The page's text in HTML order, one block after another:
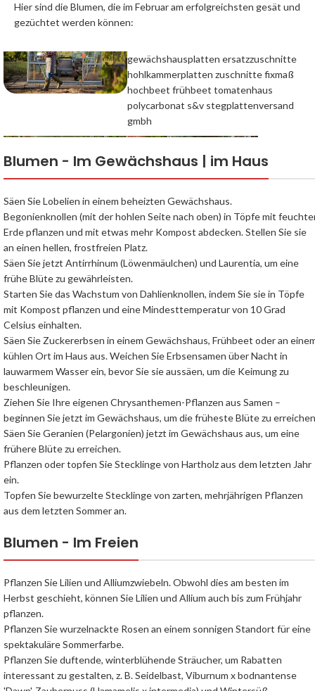
Hier sind die Blumen, die im Februar am erfolgreichsten gesät und
gezüchtet werden können:
gewächshausplatten ersatzzuschnitte
hohlkammerplatten zuschnitte fixmaß
hochbeet frühbeet tomatenhaus
polycarbonat s&v stegplattenversand
gmbh
kunde 4 s&v
tomatengewächshaus selber
gmbh
two business women having
greenhouse
gewächshaus tipps und
hinweise s&v
stegplattenversand gmbh
Blumen - Im Gewächshaus | im Haus
Säen Sie Lobelien in einem beheizten Gewächshaus.
Begonienknollen (mit der hohlen Seite nach oben) in Töpfe mit
Erde pflanzen und mit etwas mehr Kompost abdecken. Stellen Sie sie
an einen hellen, frostfreien Platz.
Säen Sie jetzt Antirrhinum (Löwenmäulchen) und Laurentia, um eine
frühe Blüte zu gewährleisten.
Starten Sie das Wachstum von Dahlienknollen, indem Sie sie in Töpfe
mit Kompost pflanzen und eine Mindesttemperatur von 10 Grad
Celsius einhalten.
Säen Sie Zuckererbsen in einem Gewächshaus, Frühbeet oder an
kühlen Ort im Haus aus. Weichen Sie Erbsensamen über Nacht in
lauwarmem Wasser ein, bevor Sie sie aussäen, um die Keimung zu
beschleunigen.
Ziehen Sie Ihre eigenen Chrysanthemen-Pflanzen aus Samen –
beginnen Sie jetzt im Gewächshaus, um die früheste Blüte zu
Säen Sie Geranien (Pelargonien) jetzt im Gewächshaus aus, um eine
frühere Blüte zu erreichen.
Pflanzen oder topfen Sie Stecklinge von Hartholz aus dem letzten Jahr
ein.
Topfen Sie bewurzelte Stecklinge von zarten, mehrjährigen Pflanzen
aus dem letzten Sommer an.
Blumen - Im Freien
Pflanzen Sie Lilien und Alliumzwiebeln. Obwohl dies am besten im
Herbst geschieht, können Sie Lilien und Allium auch bis zum Frühjahr
pflanzen.
Pflanzen Sie wurzelnackte Rosen an einem sonnigen Standort für eine
spektakuläre Sommerfarbe.
Pflanzen Sie duftende, winterblühende Sträucher, um Rabatten
interessant zu gestalten, z. B. Seidelbast, Viburnum x bodnantense